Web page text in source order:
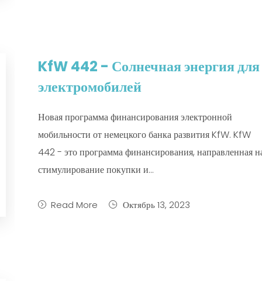
KfW 442 - Солнечная энергия для
электромобилей
Новая программа финансирования электронной
мобильности от немецкого банка развития KfW. KfW
442 - это программа финансирования, направленная
стимулирование покупки и...
Read More Октябрь 13, 2023